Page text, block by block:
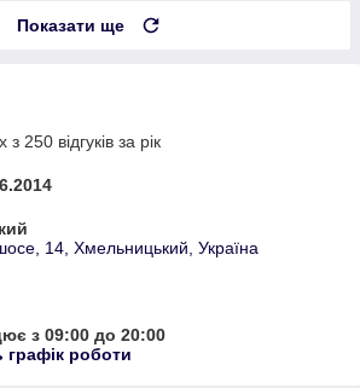
Показати ще
250 відгуків за рік
14, Хмельницький, Україна
з 09:00 до 20:00
графік роботи